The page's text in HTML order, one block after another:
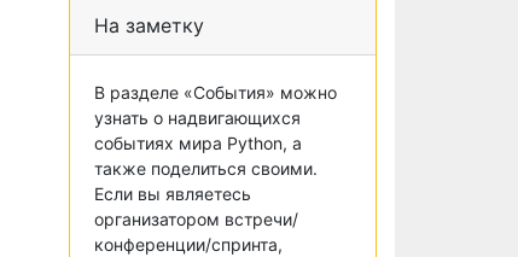
На заметку
В разделе «События» можно
узнать о надвигающихся
событиях мира Python, а
также поделиться своими.
Если вы являетесь
организатором встречи/
конференции/спринта,